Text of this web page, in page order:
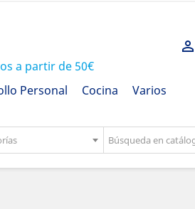
a partir de 50€
Personal Cocina
Varios
